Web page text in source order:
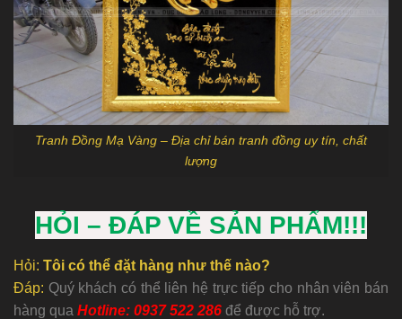
Tranh Đồng Mạ Vàng – Địa chỉ bán tranh đồng uy tín, chất
lượng
HỎI – ĐÁP VỀ SẢN PHẨM!!!
Hỏi: Tôi có thể đặt hàng như thế nào?
Đáp: Quý khách có thể liên hệ trực tiếp cho nhân viên bán
hàng qua Hotline: 0937 522 286 để được hỗ trợ.